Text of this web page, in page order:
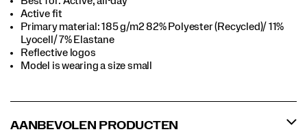
Active fit
Primary material: 185 g/m2 82% Polyester (Recycled)/ 11%
Lyocell/ 7% Elastane
Reflective logos
Model is wearing a size small
AANBEVOLEN PRODUCTEN